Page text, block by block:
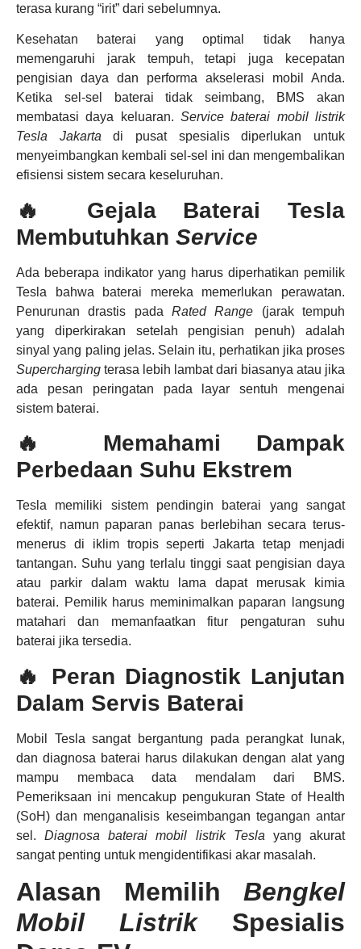
terasa kurang “irit” dari sebelumnya.
Kesehatan baterai yang optimal tidak hanya
memengaruhi jarak tempuh, tetapi juga kecepatan
pengisian daya dan performa akselerasi mobil Anda.
Ketika sel-sel baterai tidak seimbang, BMS akan
membatasi daya keluaran. Service baterai mobil listrik
Tesla Jakarta di pusat spesialis diperlukan untuk
menyeimbangkan kembali sel-sel ini dan mengembalikan
efisiensi sistem secara keseluruhan.
🔥 Gejala Baterai Tesla
Membutuhkan Service
Ada beberapa indikator yang harus diperhatikan pemilik
Tesla bahwa baterai mereka memerlukan perawatan.
Penurunan drastis pada Rated Range (jarak tempuh
yang diperkirakan setelah pengisian penuh) adalah
sinyal yang paling jelas. Selain itu, perhatikan jika proses
Supercharging terasa lebih lambat dari biasanya atau jika
ada pesan peringatan pada layar sentuh mengenai
sistem baterai.
🔥 Memahami Dampak
Perbedaan Suhu Ekstrem
Tesla memiliki sistem pendingin baterai yang sangat
efektif, namun paparan panas berlebihan secara terus-
menerus di iklim tropis seperti Jakarta tetap menjadi
tantangan. Suhu yang terlalu tinggi saat pengisian daya
atau parkir dalam waktu lama dapat merusak kimia
baterai. Pemilik harus meminimalkan paparan langsung
matahari dan memanfaatkan fitur pengaturan suhu
baterai jika tersedia.
🔥 Peran Diagnostik Lanjutan
Dalam Servis Baterai
Mobil Tesla sangat bergantung pada perangkat lunak,
dan diagnosa baterai harus dilakukan dengan alat yang
mampu membaca data mendalam dari BMS.
Pemeriksaan ini mencakup pengukuran State of Health
(SoH) dan menganalisis keseimbangan tegangan antar
sel.Diagnosa baterai mobil listrik Tesla yang akurat
sangat penting untuk mengidentifikasi akar masalah.
Alasan Memilih Bengkel
Mobil ListrikSpesialis